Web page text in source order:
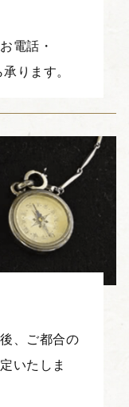
電話・
ります。
、ご都合の
いたしま